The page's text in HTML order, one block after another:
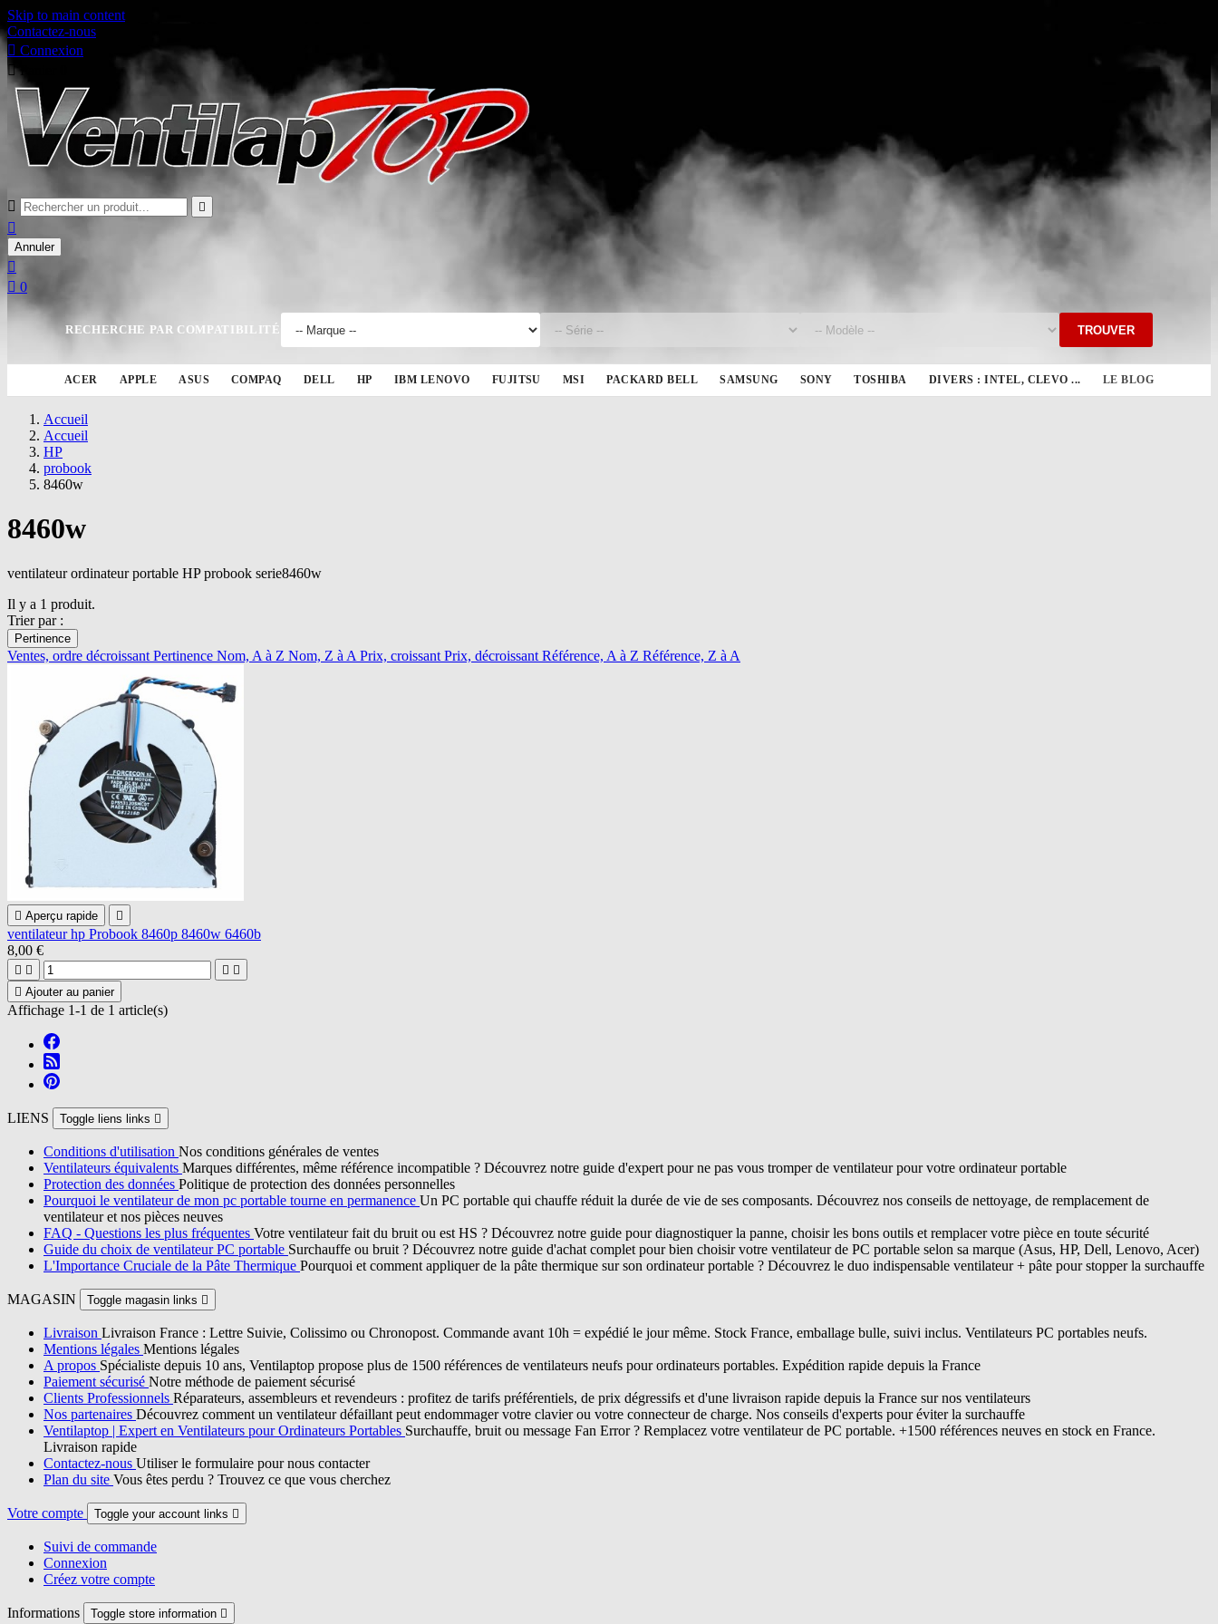
Skip to main content
Contactez-nous
 Connexion
 Panier
 

Annuler

 0
RECHERCHE PAR COMPATIBILITÉ TROUVER
ACER APPLE ASUS COMPAQ DELL HP IBM LENOVO FUJITSU MSI PACKARD BELL SAMSUNG SONY TOSHIBA DIVERS : INTEL, CLEVO ... LE BLOG
Accueil
Accueil
HP
probook
8460w
8460w
ventilateur ordinateur portable HP probook serie8460w
Il y a 1 produit.
Trier par :
Pertinence
Ventes, ordre décroissant Pertinence Nom, A à Z Nom, Z à A Prix, croissant Prix, décroissant Référence, A à Z Référence, Z à A
 Aperçu rapide 
ventilateur hp Probook 8460p 8460w 6460b
8,00 €
   
 Ajouter au panier
Affichage 1-1 de 1 article(s)
LIENS Toggle liens links 
Conditions d'utilisation Nos conditions générales de ventes
Ventilateurs équivalents Marques différentes, même référence incompatible ? Découvrez notre guide d'expert pour ne pas vous tromper de ventilateur pour votre ordinateur portable
Protection des données Politique de protection des données personnelles
Pourquoi le ventilateur de mon pc portable tourne en permanence Un PC portable qui chauffe réduit la durée de vie de ses composants. Découvrez nos conseils de nettoyage, de remplacement de
ventilateur et nos pièces neuves
FAQ - Questions les plus fréquentes Votre ventilateur fait du bruit ou est HS ? Découvrez notre guide pour diagnostiquer la panne, choisir les bons outils et remplacer votre pièce en toute sécurité
Guide du choix de ventilateur PC portable Surchauffe ou bruit ? Découvrez notre guide d'achat complet pour bien choisir votre ventilateur de PC portable selon sa marque (Asus, HP, Dell, Lenovo, Acer)
L'Importance Cruciale de la Pâte Thermique Pourquoi et comment appliquer de la pâte thermique sur son ordinateur portable ? Découvrez le duo indispensable ventilateur + pâte pour stopper la surchauffe
MAGASIN Toggle magasin links 
Livraison Livraison France : Lettre Suivie, Colissimo ou Chronopost. Commande avant 10h = expédié le jour même. Stock France, emballage bulle, suivi inclus. Ventilateurs PC portables neufs.
Mentions légales Mentions légales
A propos Spécialiste depuis 10 ans, Ventilaptop propose plus de 1500 références de ventilateurs neufs pour ordinateurs portables. Expédition rapide depuis la France
Paiement sécurisé Notre méthode de paiement sécurisé
Clients Professionnels Réparateurs, assembleurs et revendeurs : profitez de tarifs préférentiels, de prix dégressifs et d'une livraison rapide depuis la France sur nos ventilateurs
Nos partenaires Découvrez comment un ventilateur défaillant peut endommager votre clavier ou votre connecteur de charge. Nos conseils d'experts pour éviter la surchauffe
Ventilaptop | Expert en Ventilateurs pour Ordinateurs Portables Surchauffe, bruit ou message Fan Error ? Remplacez votre ventilateur de PC portable. +1500 références neuves en stock en France.
Livraison rapide
Contactez-nous Utiliser le formulaire pour nous contacter
Plan du site Vous êtes perdu ? Trouvez ce que vous cherchez
Votre compte Toggle your account links 
Suivi de commande
Connexion
Créez votre compte
Informations Toggle store information 